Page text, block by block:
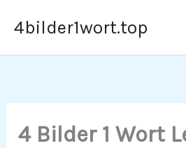
Inhalt
4bilder1wort.top
4 Bilder 1 Wort